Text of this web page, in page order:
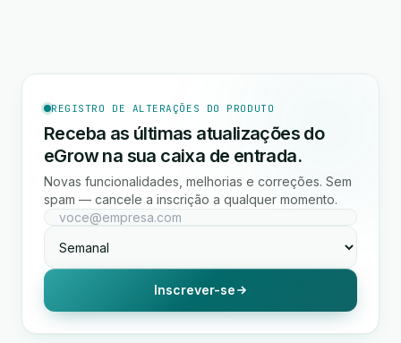
REGISTRO DE ALTERAÇÕES DO PRODUTO
Receba as últimas atualizações do
eGrow na sua caixa de entrada.
Novas funcionalidades, melhorias e correções. Sem
spam — cancele a inscrição a qualquer momento.
Inscrever-se